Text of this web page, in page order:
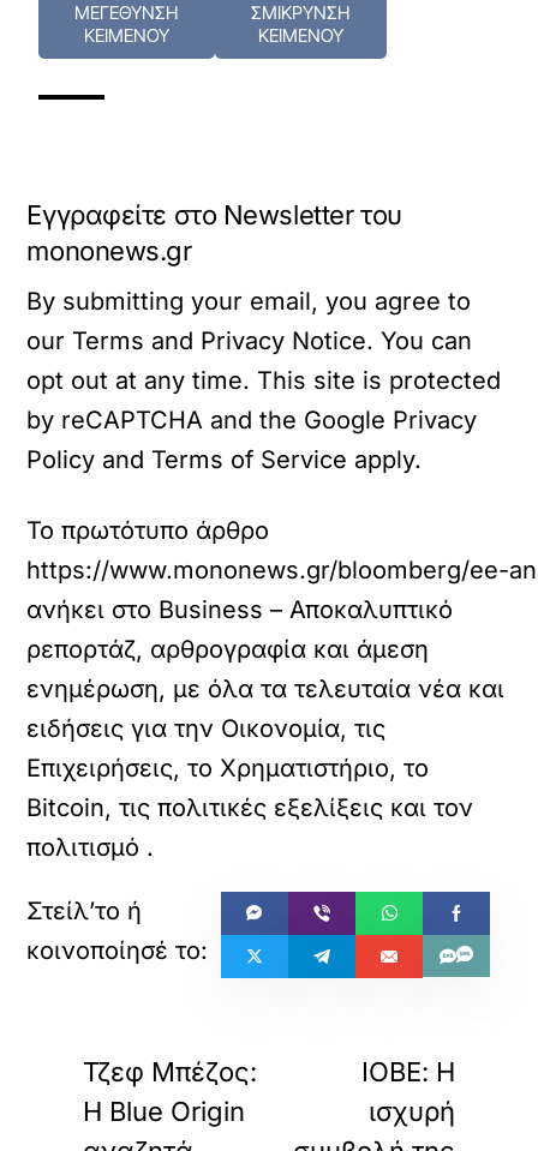
ΜΕΓΕΘΥΝΣΗ
ΚΕΙΜΕΝΟΥ
ΣΜΙΚΡΥΝΣΗ
ΚΕΙΜΕΝΟΥ
Εγγραφείτε στο Newsletter του
mononews.gr
By submitting your email, you agree to
our Terms and Privacy Notice. You can
opt out at any time. This site is protected
by reCAPTCHA and the Google Privacy
Policy and Terms of Service apply.
Το πρωτότυπο άρθρο
https://www.mononews.gr/bloomberg/ee-
ανήκει στο Business – Αποκαλυπτικό
ρεπορτάζ, αρθρογραφία και άμεση
ενημέρωση, με όλα τα τελευταία νέα και
ειδήσεις για την Οικονομία, τις
Επιχειρήσεις, το Χρηματιστήριο, το
Bitcoin, τις πολιτικές εξελίξεις και τον
πολιτισμό .
Τζεφ Μπέζος:
Η Blue Origin
ΙΟΒΕ: Η
ισχυρή